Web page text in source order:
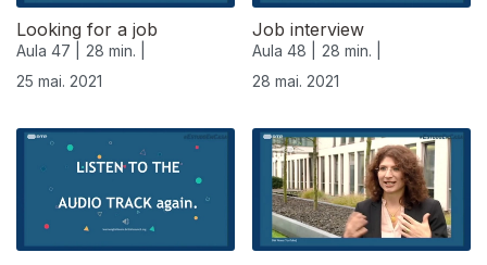
Looking for a job
Aula 47 |
28 min. |
25 mai. 2021
Job interview
Aula 48 |
28 min. |
28 mai. 2021